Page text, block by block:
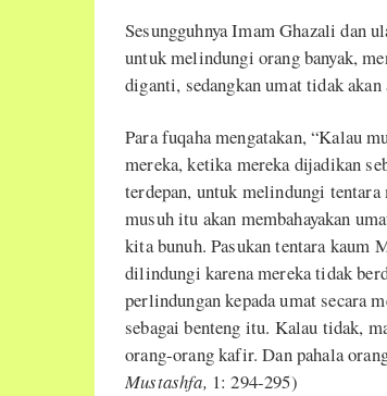
Sesungguhnya Imam Ghazali dan
untuk melindungi orang banyak,
diganti, sedangkan umat tidak akan
Para fuqaha mengatakan, “Kalau
mereka, ketika mereka dijadikan
terdepan, untuk melindungi
musuh itu akan membahayakan
kita bunuh. Pasukan tentara kaum
dilindungi karena mereka tidak
perlindungan kepada umat secara
sebagai benteng itu. Kalau tidak,
orang-orang kafir. Dan pahala
Mustashfa, 1: 294-295)